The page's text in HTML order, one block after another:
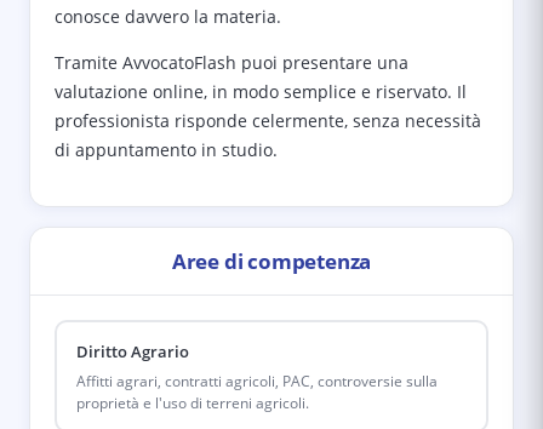
conosce davvero la materia.
Tramite AvvocatoFlash puoi presentare una
valutazione online, in modo semplice e riservato. Il
professionista risponde celermente, senza necessità
di appuntamento in studio.
Aree di competenza
Diritto Agrario
Affitti agrari, contratti agricoli, PAC, controversie sulla
proprietà e l'uso di terreni agricoli.